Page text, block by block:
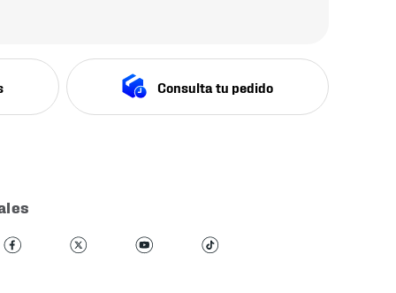
Consulta tu pedido